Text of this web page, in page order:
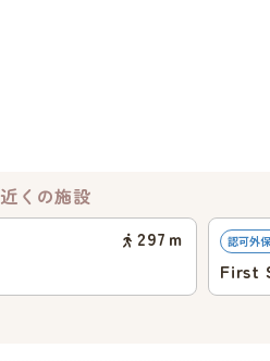
近くの施設
297 ｍ
認可外
First